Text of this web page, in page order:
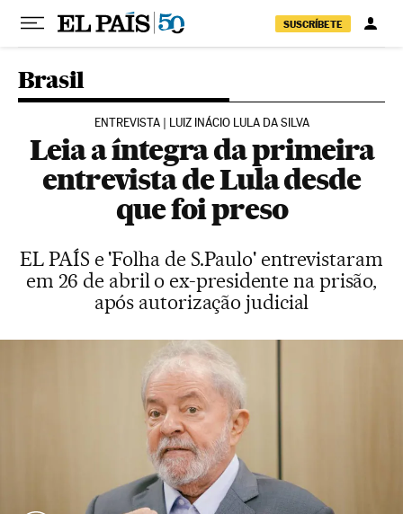
Pular para o conteúdo
SUSCRÍBETE
Brasil
ENTREVISTA | LUIZ INÁCIO LULA DA SILVA
Leia a íntegra da primeira
entrevista de Lula desde
que foi preso
EL PAÍS e 'Folha de S.Paulo' entrevistaram
em 26 de abril o ex-presidente na prisão,
após autorização judicial